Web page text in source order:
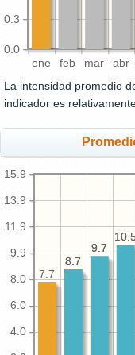
ene feb mar abr
0.0
0.3
La intensidad promedio
indicador es
4.0
6.0
8.0
9.9
11.9
13.9
15.9
9.7
8.7
9.7
8.7
7.7